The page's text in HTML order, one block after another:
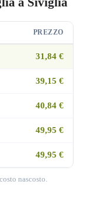
PREZZO
31,84 €
39,15 €
40,84 €
49,95 €
49,95 €
nascosto.